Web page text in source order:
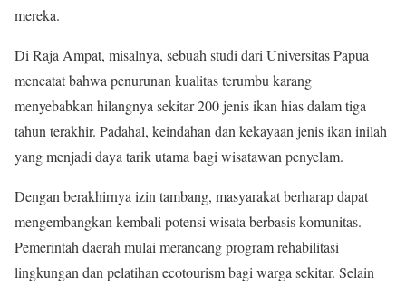
mereka.
Di Raja Ampat, misalnya, sebuah studi dari Universitas Papua
mencatat bahwa penurunan kualitas terumbu karang
menyebabkan hilangnya sekitar 200 jenis ikan hias dalam tiga
tahun terakhir. Padahal, keindahan dan kekayaan jenis ikan inilah
yang menjadi daya tarik utama bagi wisatawan penyelam.
Dengan berakhirnya izin tambang, masyarakat berharap dapat
mengembangkan kembali potensi wisata berbasis komunitas.
Pemerintah daerah mulai merancang program rehabilitasi
lingkungan dan pelatihan ecotourism bagi warga sekitar. Selain